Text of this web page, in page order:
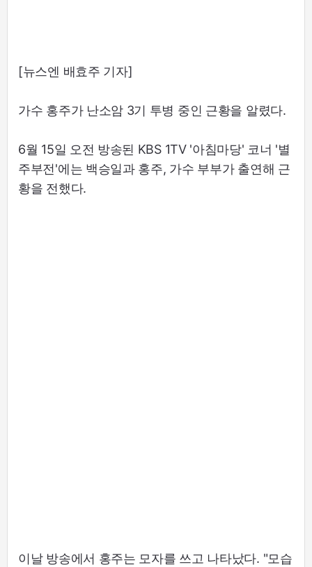
[뉴스엔 배효주 기자]
가수 홍주가 난소암 3기 투병 중인 근황을 알렸다.
6월 15일 오전 방송된 KBS 1TV '아침마당' 코너 '별
주부전'에는 백승일과 홍주, 가수 부부가 출연해 근
황을 전했다.
이날 방송에서 홍주는 모자를 쓰고 나타났다. "모습